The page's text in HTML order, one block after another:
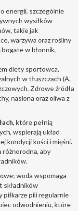
energii, szczególnie
wysiłków
takie jak
warzywa oraz rośliny
w błonnik,
diety sportowca,
w tłuszczach (A,
Zdrowe źródła
nasiona oraz oliwa z
, które pełnią
wspierają układ
kondycji kości i mięśni.
różnorodna, aby
woda wspomaga
składników
piłkarze pili regularnie
odwodnieniu, które